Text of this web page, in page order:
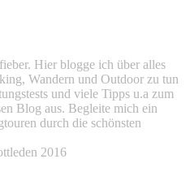
Hier blogge ich über alles
Wandern und Outdoor zu tun
und viele Tipps u.a zum
Blog aus. Begleite mich ein
durch die schönsten
2016